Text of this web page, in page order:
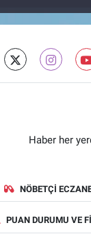
Haber her
NÖBETÇI
PUAN DURUMU VE